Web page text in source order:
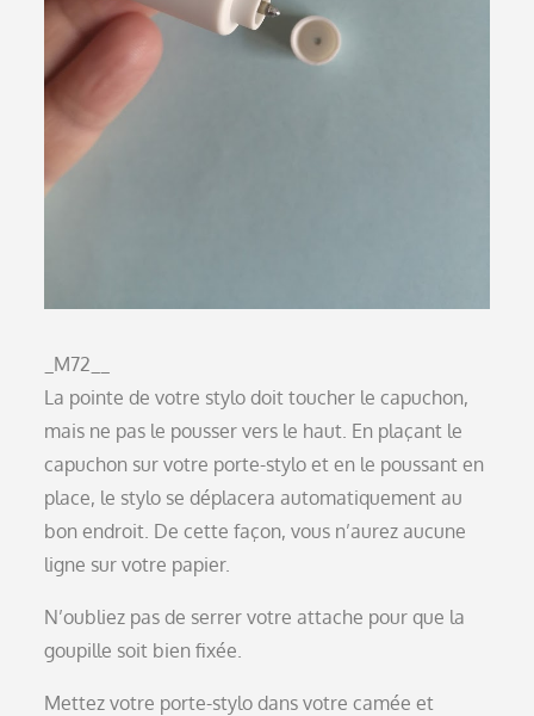
_M72__
La pointe de votre stylo doit toucher le capuchon,
mais ne pas le pousser vers le haut. En plaçant le
capuchon sur votre porte-stylo et en le poussant en
place, le stylo se déplacera automatiquement au
bon endroit. De cette façon, vous n’aurez aucune
ligne sur votre papier.
N’oubliez pas de serrer votre attache pour que la
goupille soit bien fixée.
Mettez votre porte-stylo dans votre camée et